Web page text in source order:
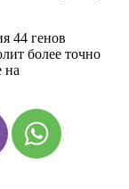
44 генов
более точно
на